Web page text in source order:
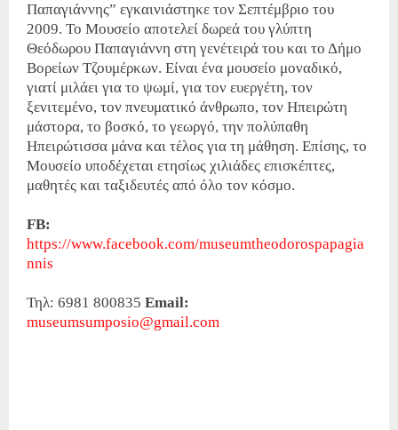
Παπαγιάννης” εγκαινιάστηκε τον Σεπτέμβριο του
2009. Το Μουσείο αποτελεί δωρεά του γλύπτη
Θεόδωρου Παπαγιάννη στη γενέτειρά του και το Δήμο
Βορείων Τζουμέρκων. Είναι ένα μουσείο μοναδικό,
γιατί μιλάει για το ψωμί, για τον ευεργέτη, τον
ξενιτεμένο, τον πνευματικό άνθρωπο, τον Ηπειρώτη
μάστορα, το βοσκό, το γεωργό, την πολύπαθη
Ηπειρώτισσα μάνα και τέλος για τη μάθηση. Επίσης, το
Μουσείο υποδέχεται ετησίως χιλιάδες επισκέπτες,
μαθητές και ταξιδευτές από όλο τον κόσμο.
FB:
https://www.facebook.com/museumtheodorospapagia
nnis
Τηλ: 6981 800835 Email:
museumsumposio@gmail.com